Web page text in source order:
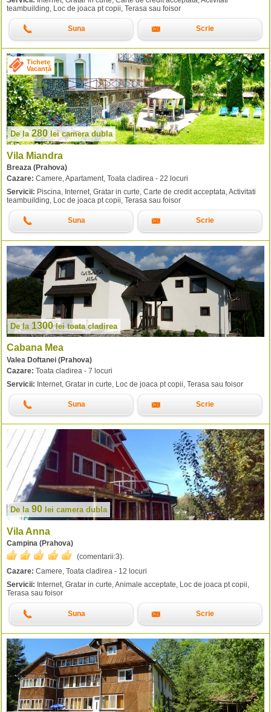
teambuilding, Loc de joaca pt copii, Terasa sau foisor
Suna Scrie
Tichete
Vacanță
De la280leicamera dubla
Vila Miandra
Breaza (Prahova)
Cazare: Camere, Apartament, Toata cladirea - 22 locuri
Servicii: Piscina, Internet, Gratar in curte, Carte de credit acceptata, Activitati
teambuilding, Loc de joaca pt copii, Terasa sau foisor
Suna Scrie
De la 1300lei toata cladirea
Cabana Mea
Valea Doftanei (Prahova)
Cazare: Toata cladirea - 7 locuri
Servicii: Internet, Gratar in curte, Loc de joaca pt copii, Terasa sau foisor
Suna Scrie
De la 90 lei camera dubla
Vila Anna
Campina (Prahova)
(comentarii:3).
Cazare: Camere, Toata cladirea - 12 locuri
Servicii: Internet, Gratar in curte, Animale acceptate, Loc de joaca pt copii,
Terasa sau foisor
Suna Scrie